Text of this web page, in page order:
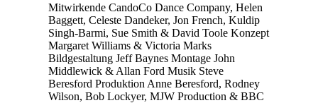
Mitwirkende CandoCo Dance Company, Helen
Baggett, Celeste Dandeker, Jon French, Kuldip
Singh-Barmi, Sue Smith & David Toole Konzept
Margaret Williams & Victoria Marks
Bildgestaltung Jeff Baynes Montage John
Middlewick & Allan Ford Musik Steve
Beresford Produktion Anne Beresford, Rodney
Wilson, Bob Lockyer, MJW Production & BBC